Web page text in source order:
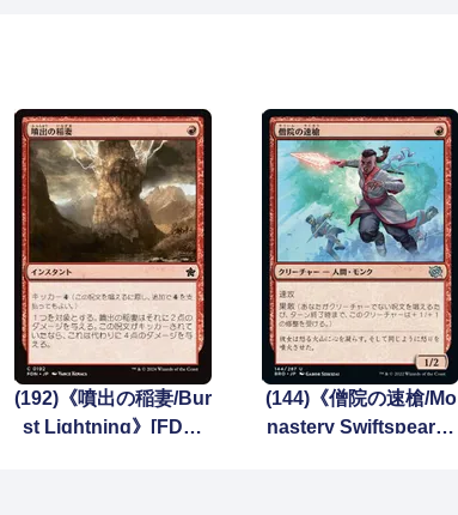
(192)《噴出の稲妻/Bur
st Lightning》[FDN]
(144)《僧院の速槍/Mo
nastery Swiftspear》